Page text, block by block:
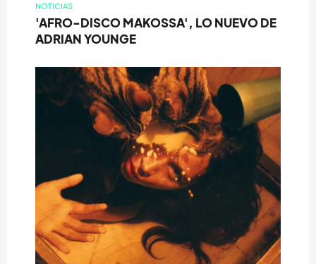
NOTICIAS
'AFRO-DISCO MAKOSSA', LO NUEVO DE
ADRIAN YOUNGE